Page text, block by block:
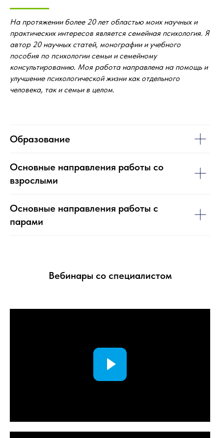
На протяжении более 20 лет областью моих научных и
практических интересов является семейная психология. Я
автор 20 научных статей, монографии и учебного
пособия по психологии семьи и семейному
консультированию. Моя работа направлена на помощь и
улучшение психологической жизни как отдельного
человека, так и семьи в целом.
Образование
Основные направления работы со
взрослыми
Основные направления работы с
парами
Вебинары со специалистом